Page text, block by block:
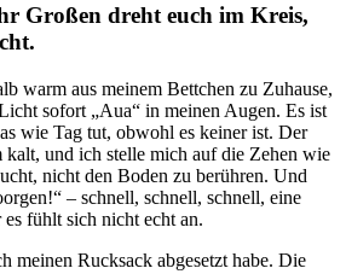
Großen dreht euch im Kreis,
warm aus meinem Bettchen zu Zuhause,
sofort „Aua“ in meinen Augen. Es ist
wie Tag tut, obwohl es keiner ist. Der
und ich stelle mich auf die Zehen wie
nicht den Boden zu berühren. Und
– schnell, schnell, schnell, eine
fühlt sich nicht echt an.
meinen Rucksack abgesetzt habe. Die